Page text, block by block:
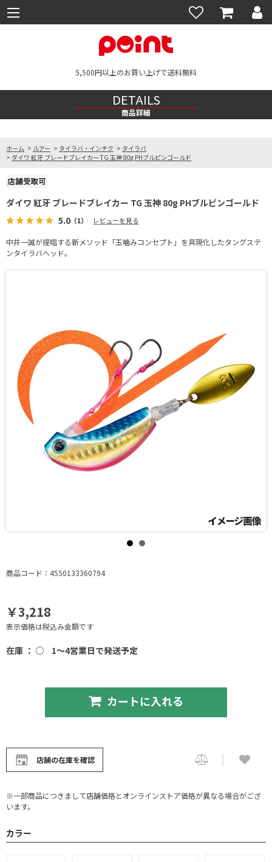
5,500円以上のお買い上げで送料無料
DETAILS
商品詳細
ホーム > ルアー > タイラバ・インチク > タイラバ
> ダイワ 紅牙 ブレードブレイカー TG 玉神 80g PHブルピンゴールド
ダイワ 紅牙 ブレードブレイカー TG 玉神 80g PHブルピンゴールド
5.0（1） レビューを見る
中井一誠が提唱する新メソッド「玉噛みコンセプト」を具現化したタングステ
ンタイラバヘッド。
商品コード：4550133360794
￥3,218
表示価格は税込み金額です
在庫 ： ○ 1～4営業日で発送予定
カートに入れる
店舗の在庫を確認
※一部商品につきまして店舗価格とオンラインストア価格が異なる場合がござ
います。
カラー